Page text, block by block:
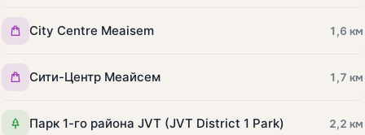
City Centre Meaisem 1,6 км
Сити-Центр Меайсем 1,7 км
Парк 1-го района JVT (JVT District 1 Park) 2,2 км